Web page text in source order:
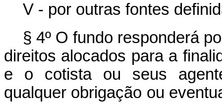
V - por outras fontes
§ 4º O fundo responderá
direitos alocados para a
e o cotista ou seus
qualquer obrigação ou